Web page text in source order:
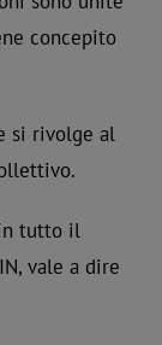
concepito
si rivolge al
tutto il
vale a dire